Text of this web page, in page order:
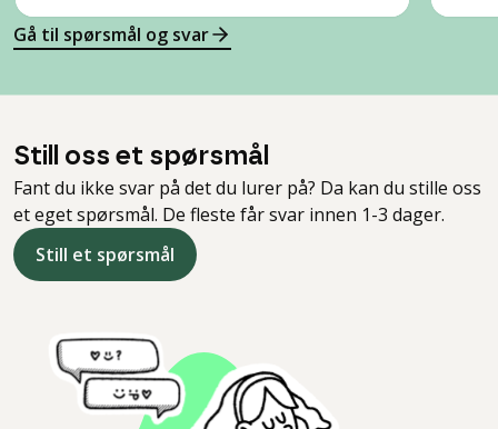
Gå til spørsmål og svar
Still oss et spørsmål
Fant du ikke svar på det du lurer på? Da kan du stille oss
et eget spørsmål. De fleste får svar innen 1-3 dager.
Still et spørsmål